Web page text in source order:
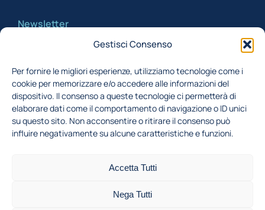
Gestisci Consenso
Per fornire le migliori esperienze, utilizziamo tecnologie come i
cookie per memorizzare e/o accedere alle informazioni del
dispositivo. Il consenso a queste tecnologie ci permetterà di
elaborare dati come il comportamento di navigazione o ID unici
su questo sito. Non acconsentire o ritirare il consenso può
influire negativamente su alcune caratteristiche e funzioni.
Accetta Tutti
Nega Tutti
Newsletter
Iscriviti alla newsletter per rimanere aggiornato
Acconsento al trattamento dei miei dati,
secondo la Finalità 1 indicata nell'informativa
privacy